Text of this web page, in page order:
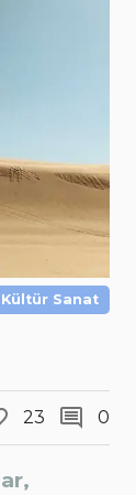
Kültür Sanat
23 0